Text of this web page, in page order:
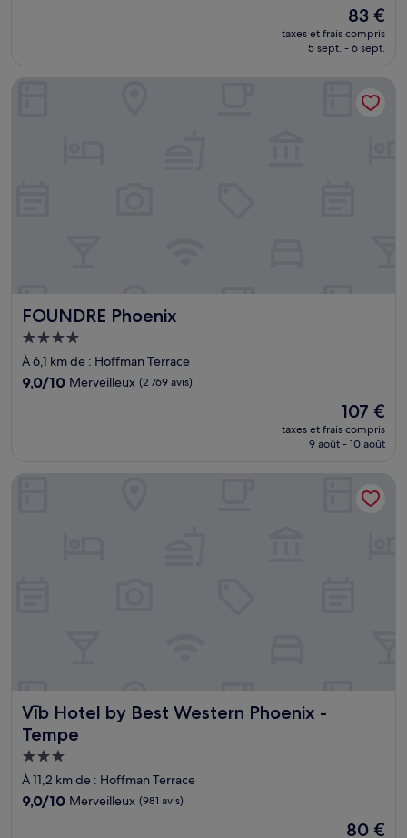
Le
nouveau
prix
83 €
83 €
taxes et frais compris
5 sept. - 6 sept.
FOUNDRE Phoenix
FOUNDRE Phoenix
Hébergement
4.0 étoiles
À 6,1 km de : Hoffman Terrace
9.0
9,0/10 Merveilleux (2 769 avis)
Le
nouveau
prix
de
107 €
107 €
taxes et frais compris
9 août - 10 août
FOUNDRE Phoenix
Vīb Hotel by Best Western Phoenix -
Tempe
Vīb Hotel by Best Western Phoenix - Tempe
Hébergement
3.0 étoiles
À 11,2 km de : Hoffman Terrace
9.0
9,0/10 Merveilleux (981 avis)
Le
80 €